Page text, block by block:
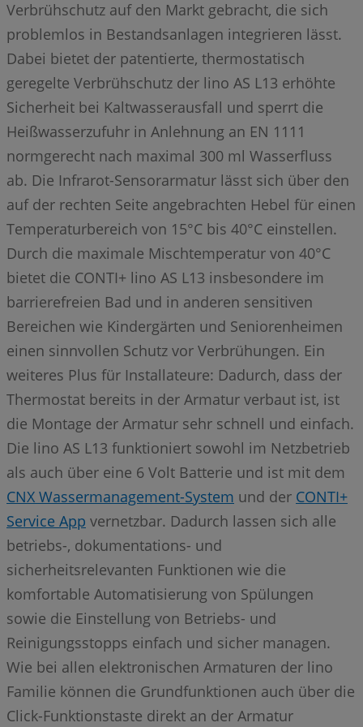
Verbrühschutz auf den Markt gebracht, die sich
problemlos in Bestandsanlagen integrieren lässt.
Dabei bietet der patentierte, thermostatisch
geregelte Verbrühschutz der lino AS L13 erhöhte
Sicherheit bei Kaltwasserausfall und sperrt die
Heißwasserzufuhr in Anlehnung an EN 1111
normgerecht nach maximal 300 ml Wasserfluss
ab. Die Infrarot-Sensorarmatur lässt sich über den
auf der rechten Seite angebrachten Hebel für einen
Temperaturbereich von 15°C bis 40°C einstellen.
Durch die maximale Mischtemperatur von 40°C
bietet die CONTI+ lino AS L13 insbesondere im
barrierefreien Bad und in anderen sensitiven
Bereichen wie Kindergärten und Seniorenheimen
einen sinnvollen Schutz vor Verbrühungen. Ein
weiteres Plus für Installateure: Dadurch, dass der
Thermostat bereits in der Armatur verbaut ist, ist
die Montage der Armatur sehr schnell und einfach.
Die lino AS L13 funktioniert sowohl im Netzbetrieb
als auch über eine 6 Volt Batterie und ist mit dem
CNX Wassermanagement-System und der CONTI+
Service App vernetzbar. Dadurch lassen sich alle
betriebs-, dokumentations- und
sicherheitsrelevanten Funktionen wie die
komfortable Automatisierung von Spülungen
sowie die Einstellung von Betriebs- und
Reinigungsstopps einfach und sicher managen.
Wie bei allen elektronischen Armaturen der lino
Familie können die Grundfunktionen auch über die
Click-Funktionstaste direkt an der Armatur